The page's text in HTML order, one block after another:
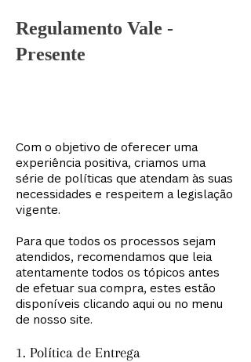
Regulamento Vale -
Presente
Com o objetivo de oferecer uma
experiência positiva, criamos uma
série de políticas que atendam às suas
necessidades e respeitem a legislação
vigente.
Para que todos os processos sejam
atendidos, recomendamos que leia
atentamente todos os tópicos antes
de efetuar sua compra, estes estão
disponíveis clicando aqui ou no menu
de nosso site.
1. Política de Entrega